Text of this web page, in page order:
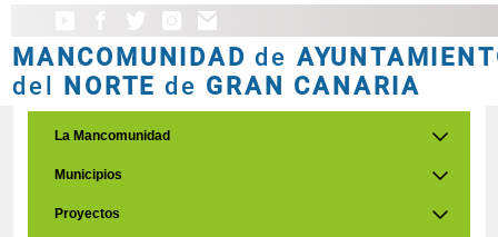
MANCOMUNIDAD de
del NORTE de GRAN CANARIA
La Mancomunidad
Municipios
Proyectos